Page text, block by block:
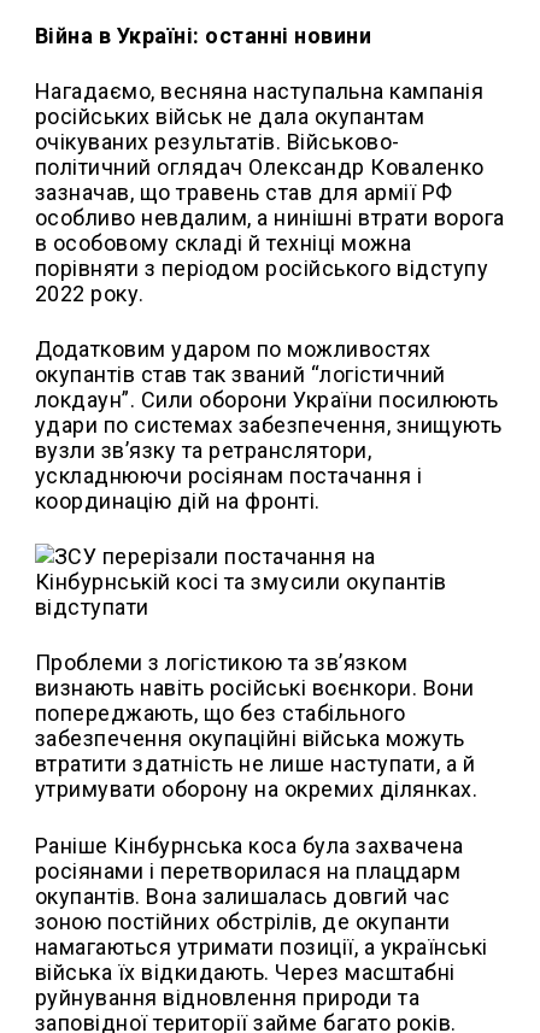
Війна в Україні: останні новини
Нагадаємо, весняна наступальна кампанія
російських військ не дала окупантам
очікуваних результатів. Військово-
політичний оглядач Олександр Коваленко
зазначав, що травень став для армії РФ
особливо невдалим, а нинішні втрати ворога
в особовому складі й техніці можна
порівняти з періодом російського відступу
2022 року.
Додатковим ударом по можливостях
окупантів став так званий “логістичний
локдаун”. Сили оборони України посилюють
удари по системах забезпечення, знищують
вузли зв’язку та ретранслятори,
ускладнюючи росіянам постачання і
координацію дій на фронті.
Проблеми з логістикою та зв’язком
визнають навіть російські воєнкори. Вони
попереджають, що без стабільного
забезпечення окупаційні війська можуть
втратити здатність не лише наступати, а й
утримувати оборону на окремих ділянках.
Раніше Кінбурнська коса була захвачена
росіянами і перетворилася на плацдарм
окупантів. Вона залишалась довгий час
зоною постійних обстрілів, де окупанти
намагаються утримати позиції, а українські
війська їх відкидають. Через масштабні
руйнування відновлення природи та
заповідної території займе багато років.